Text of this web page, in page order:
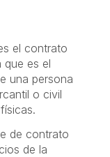
el contrato
que es el
una persona
o civil
de contrato
de la